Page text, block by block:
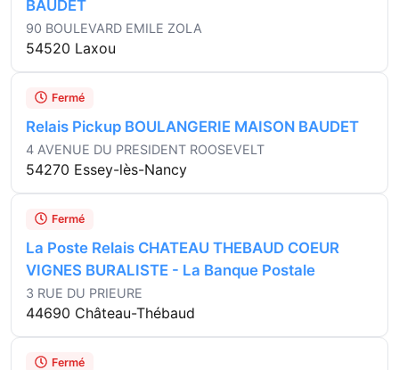
BAUDET
90 BOULEVARD EMILE ZOLA
54520 Laxou
Fermé
Relais Pickup BOULANGERIE MAISON BAUDET
4 AVENUE DU PRESIDENT ROOSEVELT
54270 Essey-lès-Nancy
Fermé
La Poste Relais CHATEAU THEBAUD COEUR
VIGNES BURALISTE - La Banque Postale
3 RUE DU PRIEURE
44690 Château-Thébaud
Fermé